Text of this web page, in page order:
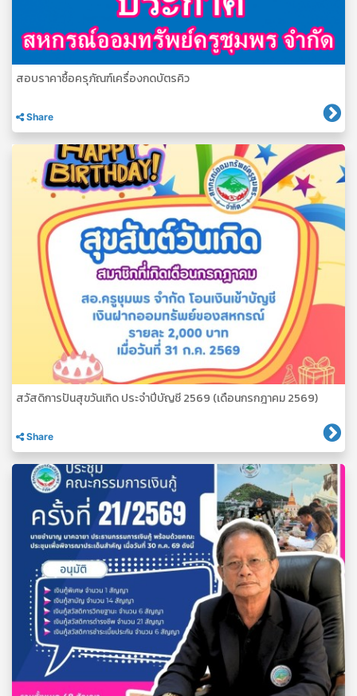
สอบราคาซื้อครุภัณฑ์เครื่องกดบัตรคิว
Share
สวัสดิการปันสุขวันเกิด ประจำปีบัญชี 2569 (เดือนกรกฎาคม 2569)
Share